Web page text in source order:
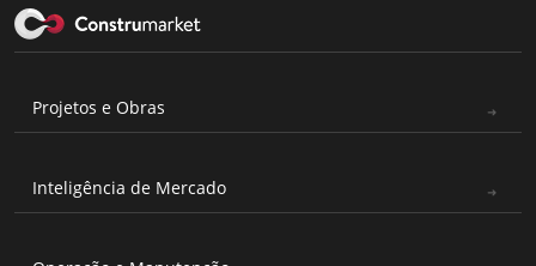
Projetos e Obras
Inteligência de Mercado